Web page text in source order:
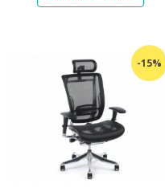
-15%